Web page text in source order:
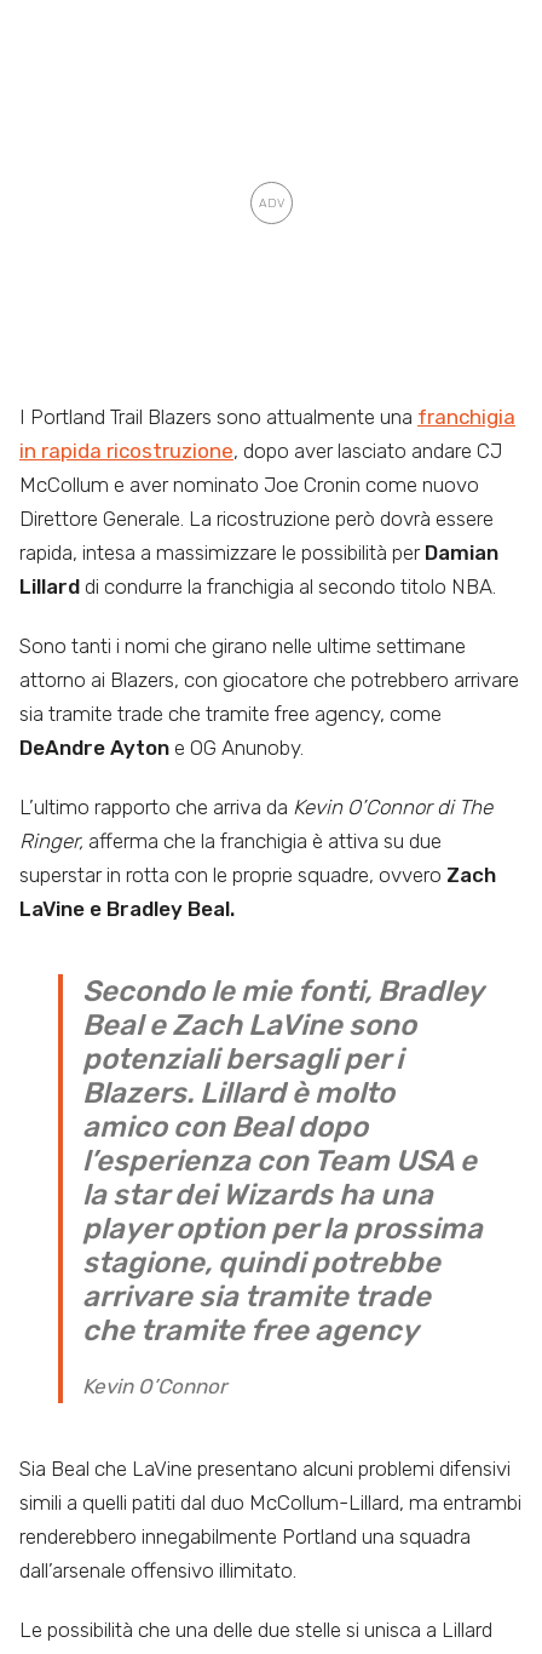
I Portland Trail Blazers sono attualmente una franchigia
in rapida ricostruzione, dopo aver lasciato andare CJ
McCollum e aver nominato Joe Cronin come nuovo
Direttore Generale. La ricostruzione però dovrà essere
rapida, intesa a massimizzare le possibilità perDamian
Lillard di condurre la franchigia al secondo titolo NBA.
Sono tanti i nomi che girano nelle ultime settimane
attorno ai Blazers, con giocatore che potrebbero arrivare
sia tramite trade che tramite free agency, come
DeAndre Ayton e OG Anunoby.
L’ultimo rapporto che arriva da Kevin O’Connor di The
Ringer, afferma che la franchigia è attiva su due
superstar in rotta con le proprie squadre, ovvero Zach
LaVine e Bradley Beal.
Secondo le mie fonti, Bradley
Beal e Zach LaVine sono
potenziali bersagli per i
Blazers. Lillard è molto
amico con Beal dopo
l’esperienza con Team USA e
la star dei Wizards ha una
player option per la prossima
stagione, quindi potrebbe
arrivare sia tramite trade
che tramite free agency
Kevin O’Connor
Sia Beal che LaVine presentano alcuni problemi difensivi
simili a quelli patiti dal duo McCollum-Lillard, ma entrambi
renderebbero innegabilmente Portland una squadra
dall’arsenale offensivo illimitato.
Le possibilità che una delle due stelle si unisca a Lillard